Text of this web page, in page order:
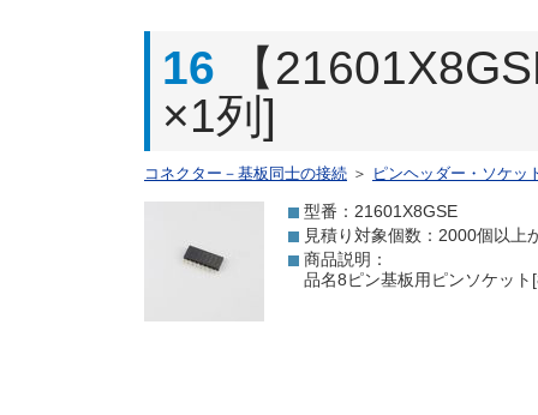
16
【
×1列]
コネクター－基板同士の接続 ＞ ピンヘッダー・ソケッ
型番：21601X8GSE
見積り対象個数：2000個以上
商品説明：
品名8ピン基板用ピンソケッ